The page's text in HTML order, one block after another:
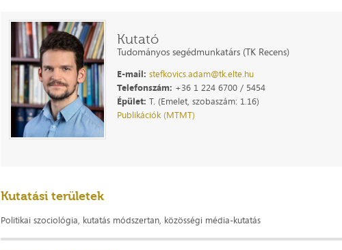
Kutató
Tudományos segédmunkatárs (TK Recens)
E-mail: stefkovics.adam@tk.elte.hu
Telefonszám: +36 1 224 6700 / 5454
Épület: T. (Emelet, szobaszám: 1.16)
Publikációk (MTMT)
Kutatási területek
Politikai szociológia, kutatás módszertan, közösségi média-kutatás